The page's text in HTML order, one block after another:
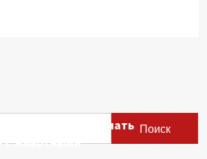
Поиск
заявила, что мать
с животными